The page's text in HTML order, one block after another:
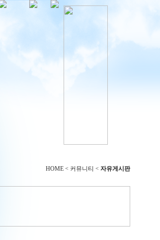
HOME < 커뮤니티 < 자유게시판